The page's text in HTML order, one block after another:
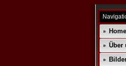
Home
Über